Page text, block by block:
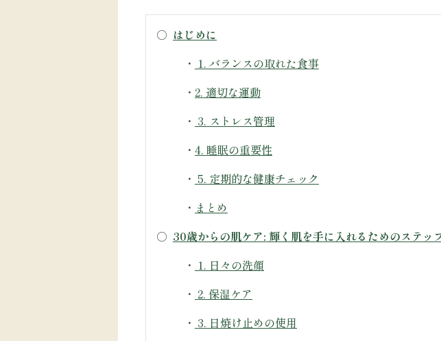
○ はじめに
・ 1. バランスの取れた食事
・ 2. 適切な運動
・ 3. ストレス管理
・ 4. 睡眠の重要性
・ 5. 定期的な健康チェック
・ まとめ
○ 30歳からの肌ケア: 輝く肌を手に入れるためのステッ
・ 1. 日々の洗顔
・ 2. 保湿ケア
・ 3. 日焼け止めの使用